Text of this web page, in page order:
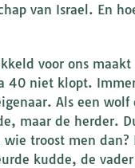
van Israel. En
voor ons
40 niet klopt.
Als een wolf
maar de herder.
troost men
kudde, de